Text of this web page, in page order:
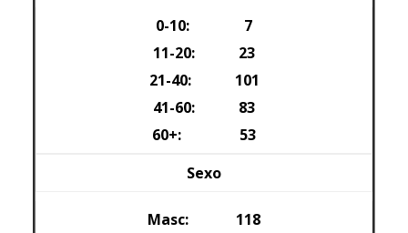
0-10: 7
11-20: 23
21-40: 101
41-60: 83
60+: 53
Sexo
Masc: 118